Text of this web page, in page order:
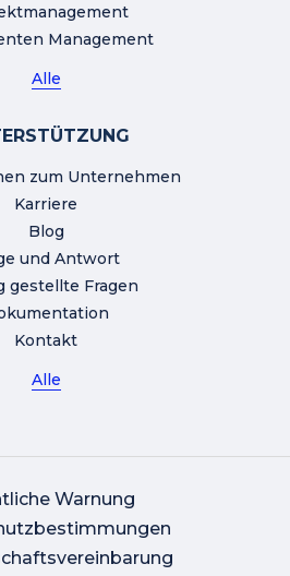
Management
Alle
zum Unternehmen
Karriere
Blog
und Antwort
gestellte Fragen
Kontakt
Alle
Warnung